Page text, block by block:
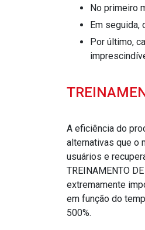
no primeiro
em
por último, caso necessário, há o acabamento. Por ser muito específico, a qualificação é
A eficiência do
alternativas que o
usuários e
TREINAMENTO
extremamente
em função do
500%.